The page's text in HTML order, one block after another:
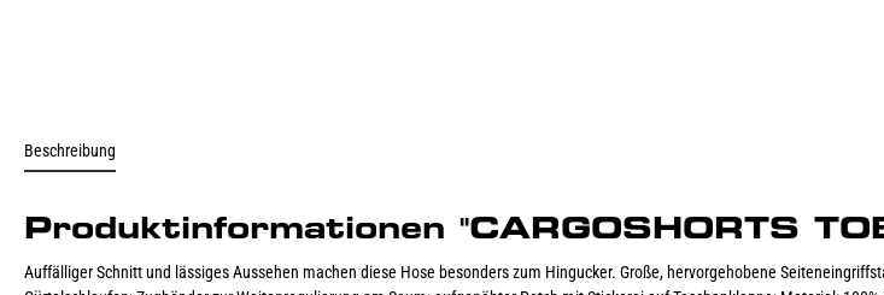
Beschreibung
Produktinformationen "CARGOSHORTS
Auffälliger Schnitt und lässiges Aussehen machen diese Hose besonders zum Hingucker. Große, hervorgehobene